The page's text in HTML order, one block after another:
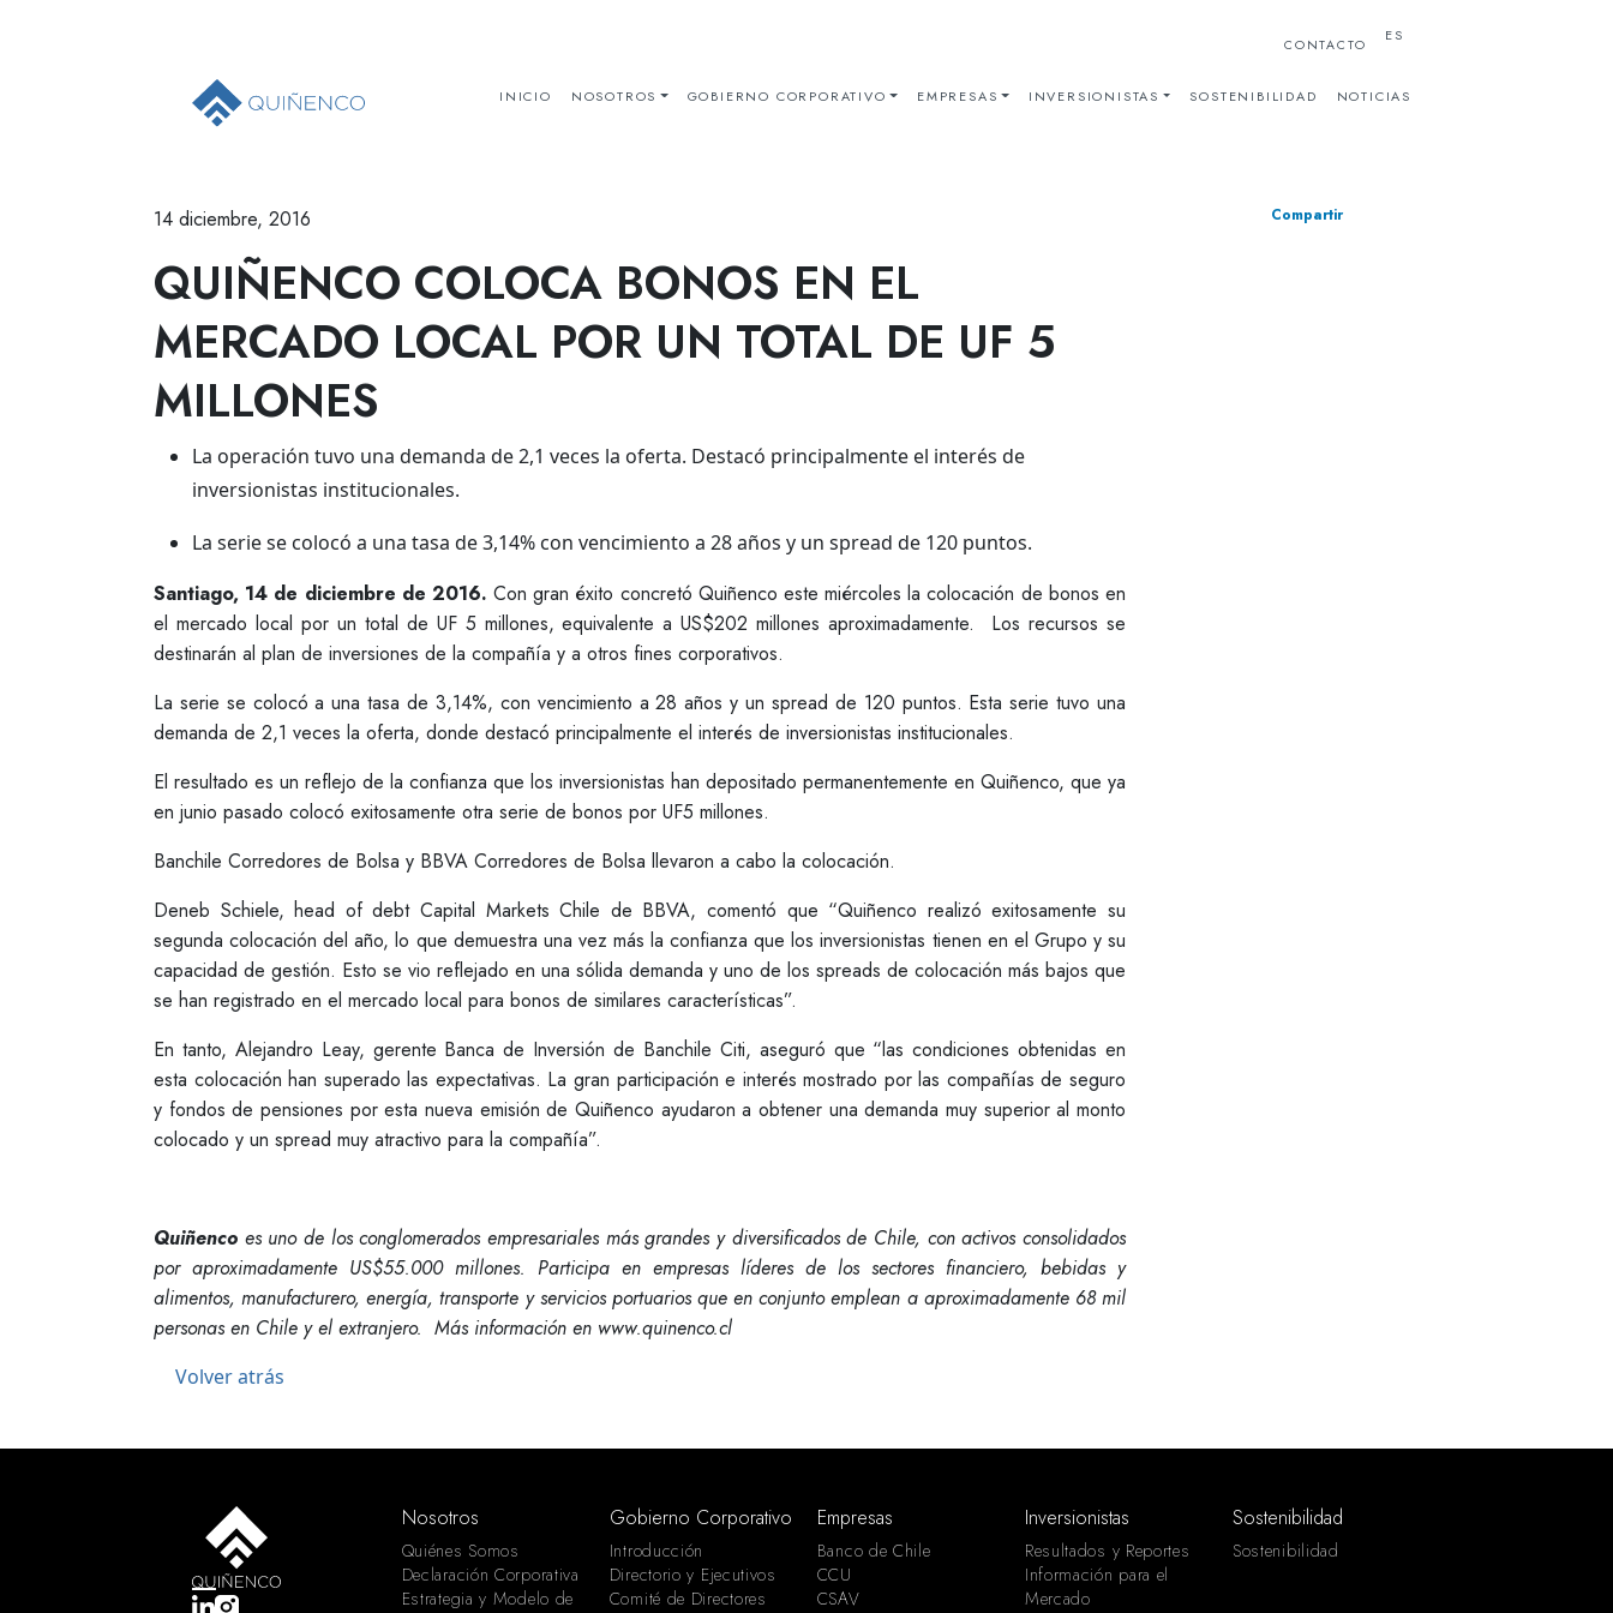
CONTACTO
ES
INICIO NOSOTROS GOBIERNO CORPORATIVO EMPRESAS INVERSIONISTAS SOSTENIBILIDAD NOTICIAS
14 diciembre, 2016
QUIÑENCO COLOCA BONOS EN EL
MERCADO LOCAL POR UN TOTAL DE UF 5
MILLONES
La operación tuvo una demanda de 2,1 veces la oferta. Destacó principalmente el interés de
inversionistas institucionales.
La serie se colocó a una tasa de 3,14% con vencimiento a 28 años y un spread de 120 puntos.
Santiago, 14 de diciembre de 2016. Con gran éxito concretó Quiñenco este miércoles la colocación de bonos en
el mercado local por un total de UF 5 millones, equivalente a US$202 millones aproximadamente. Los recursos se
destinarán al plan de inversiones de la compañía y a otros fines corporativos.
La serie se colocó a una tasa de 3,14%, con vencimiento a 28 años y un spread de 120 puntos. Esta serie tuvo una
demanda de 2,1 veces la oferta, donde destacó principalmente el interés de inversionistas institucionales.
El resultado es un reflejo de la confianza que los inversionistas han depositado permanentemente en Quiñenco, que ya
en junio pasado colocó exitosamente otra serie de bonos por UF5 millones.
Banchile Corredores de Bolsa y BBVA Corredores de Bolsa llevaron a cabo la colocación.
Deneb Schiele, head of debt Capital Markets Chile de BBVA, comentó que “Quiñenco realizó exitosamente su
segunda colocación del año, lo que demuestra una vez más la confianza que los inversionistas tienen en el Grupo y su
capacidad de gestión. Esto se vio reflejado en una sólida demanda y uno de los spreads de colocación más bajos que
se han registrado en el mercado local para bonos de similares características”.
En tanto, Alejandro Leay, gerente Banca de Inversión de Banchile Citi, aseguró que “las condiciones obtenidas en
esta colocación han superado las expectativas. La gran participación e interés mostrado por las compañías de seguro
y fondos de pensiones por esta nueva emisión de Quiñenco ayudaron a obtener una demanda muy superior al monto
colocado y un spread muy atractivo para la compañía”.
Quiñenco es uno de los conglomerados empresariales más grandes y diversificados de Chile, con activos consolidados
por aproximadamente US$55.000 millones. Participa en empresas líderes de los sectores financiero, bebidas y
alimentos, manufacturero, energía, transporte y servicios portuarios que en conjunto emplean a aproximadamente 68 mil
personas en Chile y el extranjero. Más información en www.quinenco.cl
Volver atrás
Compartir
Nosotros
Quiénes Somos
Declaración Corporativa
Estrategia y Modelo de
Gobierno Corporativo
Introducción
Directorio y Ejecutivos
Comité de Directores
Empresas
Banco de Chile
CCU
CSAV
Inversionistas
Resultados y Reportes
Información para el
Mercado
Sostenibilidad
Sostenibilidad